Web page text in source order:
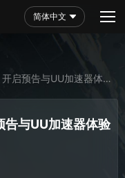
简体中文
启预告与UU加速器体验
与UU加速器体验